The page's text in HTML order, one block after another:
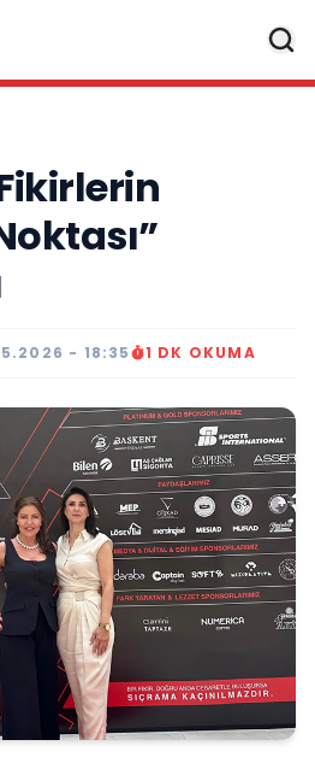
- 18:35 1 DK OKUMA